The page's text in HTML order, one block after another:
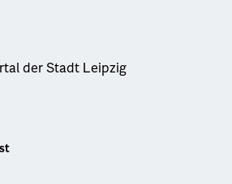
der Stadt Leipzig